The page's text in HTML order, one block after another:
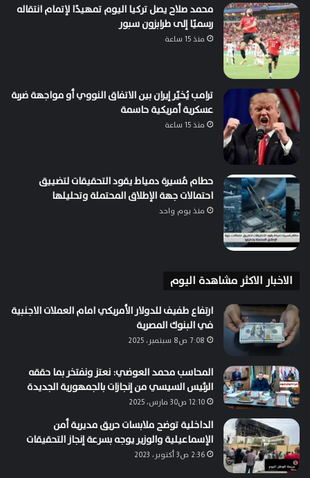
محمد صلاح يصل تركيا اليوم تمهيدًا لإتمام انتقاله
رسميًا إلى طرابزون سبور
منذ 15 ساعة
ترامب يُخيّر إيران بين الاتفاق النووي أو مواجهة ضربة
عسكرية أمريكية حاسمة
منذ 15 ساعة
حطام مُسيرة دمياط يقود التحقيقات لتضييق
احتمالات جهة الإطلاق المحتملة وتحليلها
منذ يوم واحد
الاخبار الاكثر مشاهدة اليوم
ارتفاع طفيف للدولار الأمريكي امام العملات الاجنبية
في البنوك المصرية
7:08 ص8 سبتمبر، 2025
المحاسب محمد العوضي: نعتز ونفتخر بما حققه
الرئيس السيسي من إنجازات بالجمهورية الجديدة
12:10 ص30 مارس، 2025
الداخلية توضح ملابسات حريق مديرية أمن
الإسماعيلية والوزير يوجه بسرعة إنجاز التحقيقات
2:36 ص3 أكتوبر، 2023